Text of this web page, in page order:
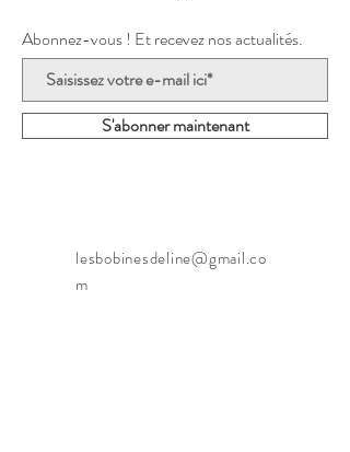
Abonnez-vous ! Et recevez nos actualités.
S'abonner maintenant
lesbobinesdeline@gmail.co
m